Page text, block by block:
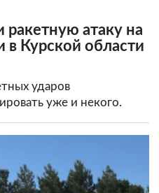
ракетную атаку на
в Курской области
ударов
уже и некого.